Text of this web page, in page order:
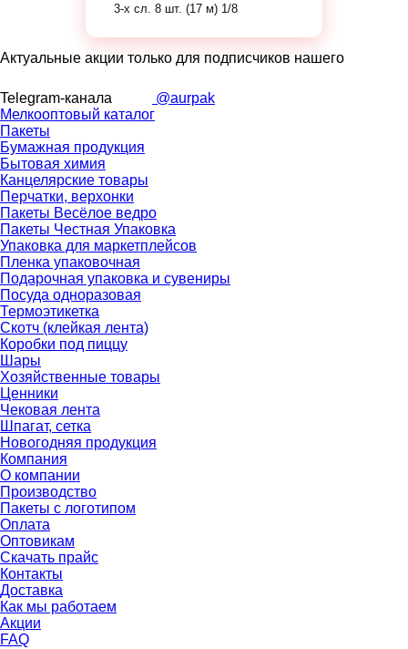
3-х сл. 8 шт. (17 м) 1/8
Актуальные акции только для подписчиков нашего
Telegram-канала
@aurpak
Мелкооптовый каталог
Пакеты
Бумажная продукция
Бытовая химия
Канцелярские товары
Перчатки, верхонки
Пакеты Весёлое ведро
Пакеты Честная Упаковка
Упаковка для маркетплейсов
Пленка упаковочная
Подарочная упаковка и сувениры
Посуда одноразовая
Термоэтикетка
Скотч (клейкая лента)
Коробки под пиццу
Шары
Хозяйственные товары
Ценники
Чековая лента
Шпагат, сетка
Новогодняя продукция
Компания
О компании
Производство
Пакеты с логотипом
Оплата
Оптовикам
Скачать прайс
Контакты
Доставка
Как мы работаем
Акции
FAQ